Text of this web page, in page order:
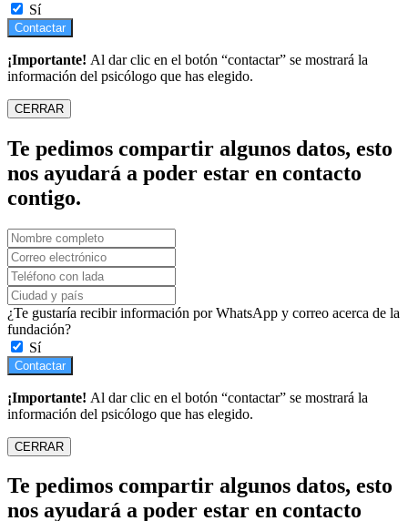
Sí
Contactar
¡Importante! Al dar clic en el botón “contactar” se mostrará la
información del psicólogo que has elegido.
CERRAR
Te pedimos compartir algunos datos, esto
nos ayudará a poder estar en contacto
contigo.
¿Te gustaría recibir información por WhatsApp y correo acerca de la
fundación?
Sí
Contactar
¡Importante! Al dar clic en el botón “contactar” se mostrará la
información del psicólogo que has elegido.
CERRAR
Te pedimos compartir algunos datos, esto
nos ayudará a poder estar en contacto